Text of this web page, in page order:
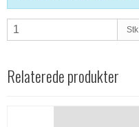
Stk
Relaterede produkter